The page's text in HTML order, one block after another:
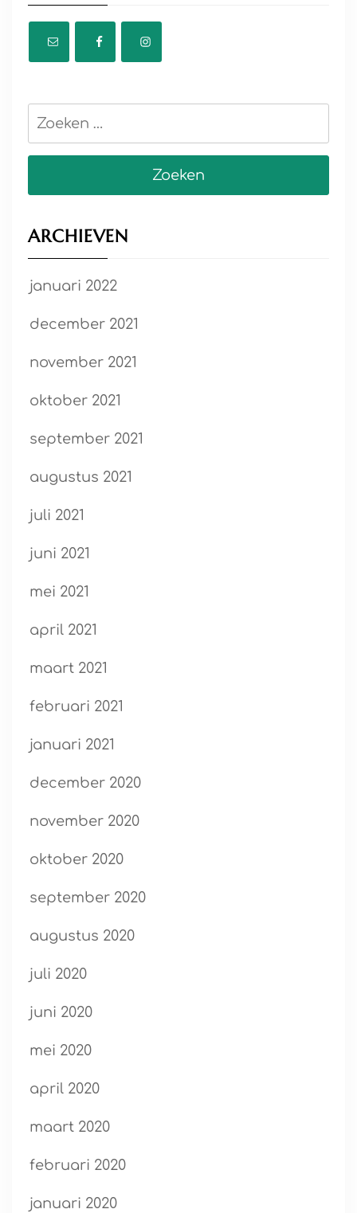
Zoeken
ARCHIEVEN
januari 2022
december 2021
november 2021
oktober 2021
september 2021
augustus 2021
juli 2021
juni 2021
mei 2021
april 2021
maart 2021
februari 2021
januari 2021
december 2020
november 2020
oktober 2020
september 2020
augustus 2020
juli 2020
juni 2020
mei 2020
april 2020
maart 2020
februari 2020
januari 2020